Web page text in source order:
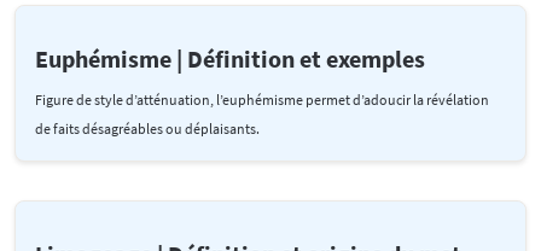
Euphémisme | Définition et exemples
Figure de style d’atténuation, l’euphémisme permet d’adoucir la révélation
de faits désagréables ou déplaisants.